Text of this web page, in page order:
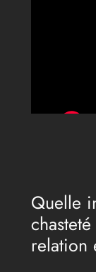
Quelle
relation